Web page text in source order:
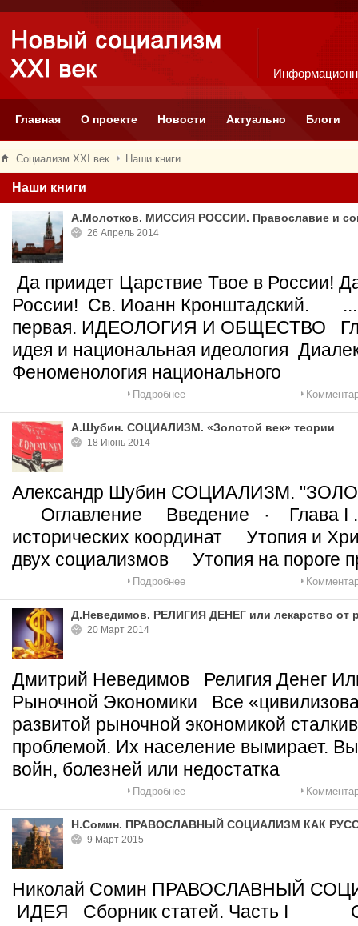
Главная О проекте Новости Актуально Блоги
Социализм XXI век Наши книги
Наши книги
А.Молотков. МИССИЯ РОССИИ. Православие и
26 Апрель 2014
Да приидет Царствие Твое в России!
России! Св. Иоанн Кронштадский. ...
первая. ИДЕОЛОГИЯ И ОБЩЕСТВО
идея и национальная идеология
Феноменология национального
Подробнее
А.Шубин. СОЦИАЛИЗМ. «Золотой век» теории
18 Июнь 2014
Александр Шубин СОЦИАЛИЗМ.
Оглавление Введение · Глава I .
исторических координат Утопия и
двух социализмов Утопия на пороге
Подробнее
Д.Неведимов. РЕЛИГИЯ ДЕНЕГ или лекарство от
20 Март 2014
Дмитрий Неведимов Религия Денег
Рыночной Экономики Все
развитой рыночной экономикой
проблемой. Их население вымирает.
войн, болезней или недостатка
Подробнее
Н.Сомин. ПРАВОСЛАВНЫЙ СОЦИАЛИЗМ КАК
9 Март 2015
Николай Сомин ПРАВОСЛАВНЫЙ
ИДЕЯ Сборник статей. Часть I